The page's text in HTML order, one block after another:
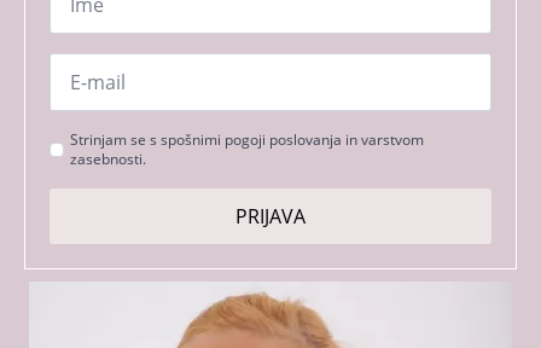
Email
Strinjanje
pogoji
Strinjam se s spošnimi pogoji poslovanja in varstvom
zasebnosti.
PRIJAVA